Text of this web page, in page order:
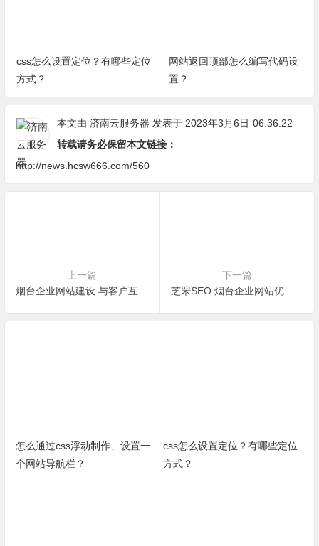
css怎么设置定位？有哪些定位
方式？
网站返回顶部怎么编写代码设
置？
本文由 济南云服务器 发表于 2023年3月6日 06:36:22
转载请务必保留本文链接：
http://news.hcsw666.com/560
上一篇
下一篇
芝罘SEO 烟台企业网站优化让网站推广更省钱
怎么通过css浮动制作、设置一
个网站导航栏？
css怎么设置定位？有哪些定位
方式？